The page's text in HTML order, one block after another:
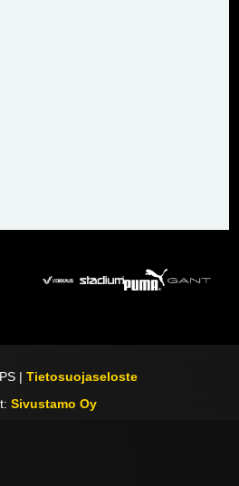
|Tietosuojaseloste
Sivustamo Oy